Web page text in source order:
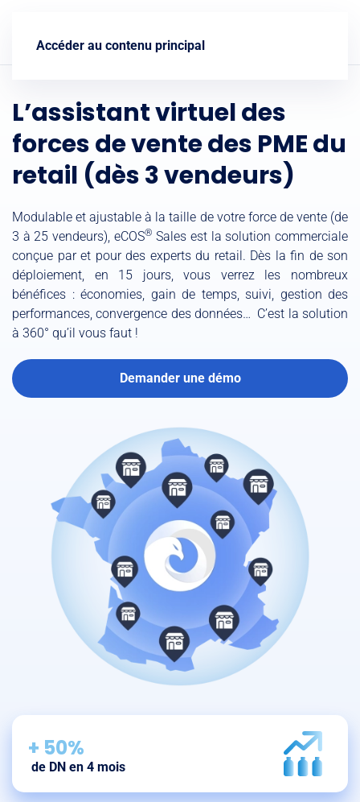
Accéder au contenu principal
L’assistant virtuel des
forces de vente des PME du
retail (dès 3 vendeurs)
Modulable et ajustable à la taille de votre force de vente (de
3 à 25 vendeurs), eCOS® Sales est la solution commerciale
conçue par et pour des experts du retail. Dès la fin de son
déploiement, en 15 jours, vous verrez les nombreux
bénéfices : économies, gain de temps, suivi, gestion des
performances, convergence des données… C’est la solution
à 360° qu’il vous faut !
Demander une démo
+ 50%
de DN en 4 mois